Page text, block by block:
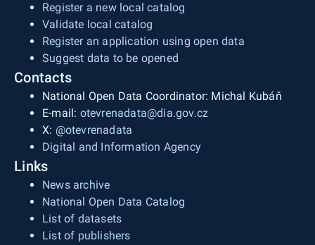
Register a new local catalog
Validate local catalog
Register an application using open data
Suggest data to be opened
Contacts
National Open Data Coordinator: Michal Kubáň
E-mail: otevrenadata@dia.gov.cz
X: @otevrenadata
Digital and Information Agency
Links
News archive
National Open Data Catalog
List of datasets
List of publishers